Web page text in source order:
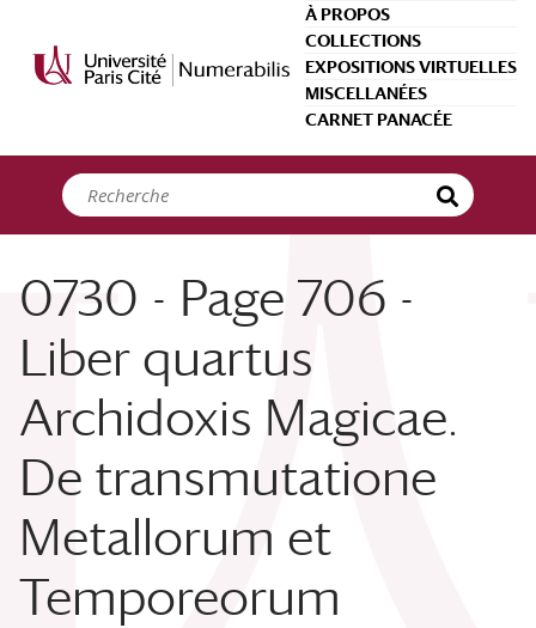
À PROPOS
COLLECTIONS
EXPOSITIONS VIRTUELLES
MISCELLANÉES
CARNET PANACÉE
0730 - Page 706 -
Liber quartus
Archidoxis Magicae.
De transmutatione
Metallorum et
Temporeorum